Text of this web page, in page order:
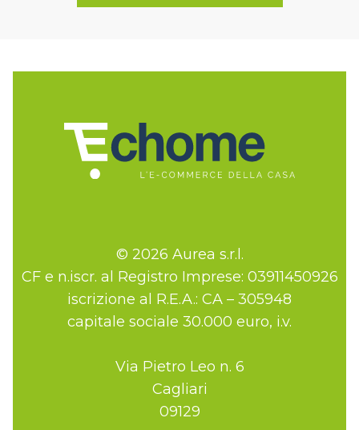
© 2026 Aurea s.r.l.
CF e n.iscr. al Registro Imprese: 03911450926
iscrizione al R.E.A.: CA – 305948
capitale sociale 30.000 euro, i.v.
Via Pietro Leo n. 6
Cagliari
09129